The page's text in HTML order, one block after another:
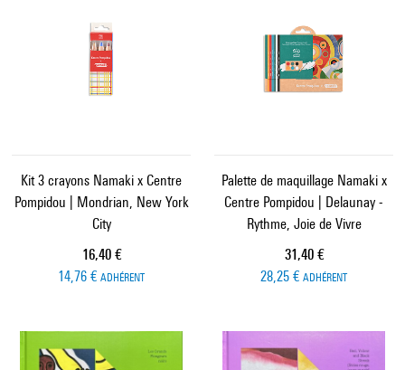
Kit 3 crayons Namaki x Centre
Pompidou | Mondrian, New York
City
Prix ​​actuel
16,40 €
14,76 € ADHÉRENT
Palette de maquillage Namaki x
Centre Pompidou | Delaunay -
Rythme, Joie de Vivre
Prix ​​actuel
31,40 €
28,25 € ADHÉRENT